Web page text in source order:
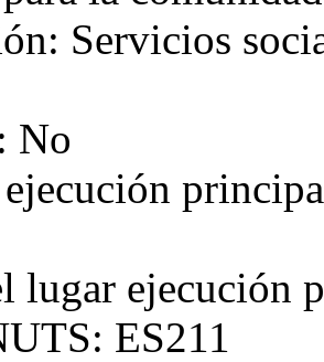
Servicios
No
lugar ejecución
ES211